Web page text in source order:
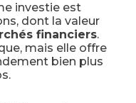
investie est
dont la valeur
financiers.
mais elle offre
bien plus